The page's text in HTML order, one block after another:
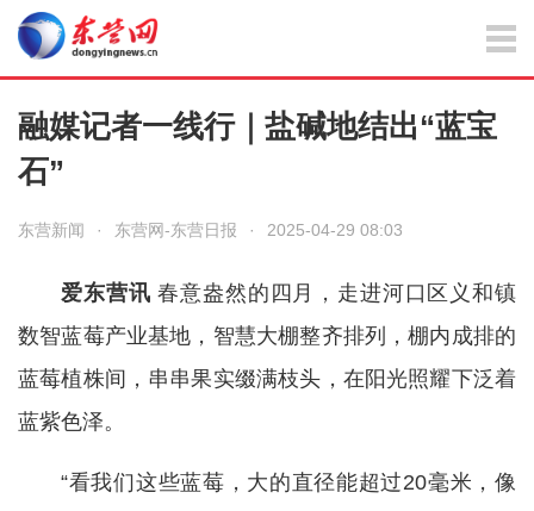
融媒记者一线行｜盐碱地结出“蓝宝
石”
东营新闻 · 东营网-东营日报 · 2025-04-29 08:03
爱东营讯 春意盎然的四月，走进河口区义和镇
数智蓝莓产业基地，智慧大棚整齐排列，棚内成排的
蓝莓植株间，串串果实缀满枝头，在阳光照耀下泛着
蓝紫色泽。
“看我们这些蓝莓，大的直径能超过20毫米，像